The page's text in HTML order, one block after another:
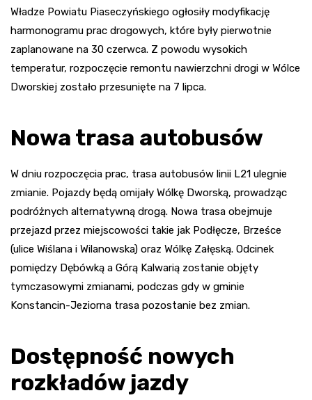
Władze Powiatu Piaseczyńskiego ogłosiły modyfikację
harmonogramu prac drogowych, które były pierwotnie
zaplanowane na 30 czerwca. Z powodu wysokich
temperatur, rozpoczęcie remontu nawierzchni drogi w Wólce
Dworskiej zostało przesunięte na 7 lipca.
Nowa trasa autobusów
W dniu rozpoczęcia prac, trasa autobusów linii L21 ulegnie
zmianie. Pojazdy będą omijały Wólkę Dworską, prowadząc
podróżnych alternatywną drogą. Nowa trasa obejmuje
przejazd przez miejscowości takie jak Podłęcze, Brześce
(ulice Wiślana i Wilanowska) oraz Wólkę Załęską. Odcinek
pomiędzy Dębówką a Górą Kalwarią zostanie objęty
tymczasowymi zmianami, podczas gdy w gminie
Konstancin-Jeziorna trasa pozostanie bez zmian.
Dostępność nowych
rozkładów jazdy